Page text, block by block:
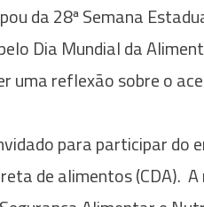
da 28ª Semana
Dia Mundial da
uma reflexão sobre o
para participar do
de alimentos (CDA).